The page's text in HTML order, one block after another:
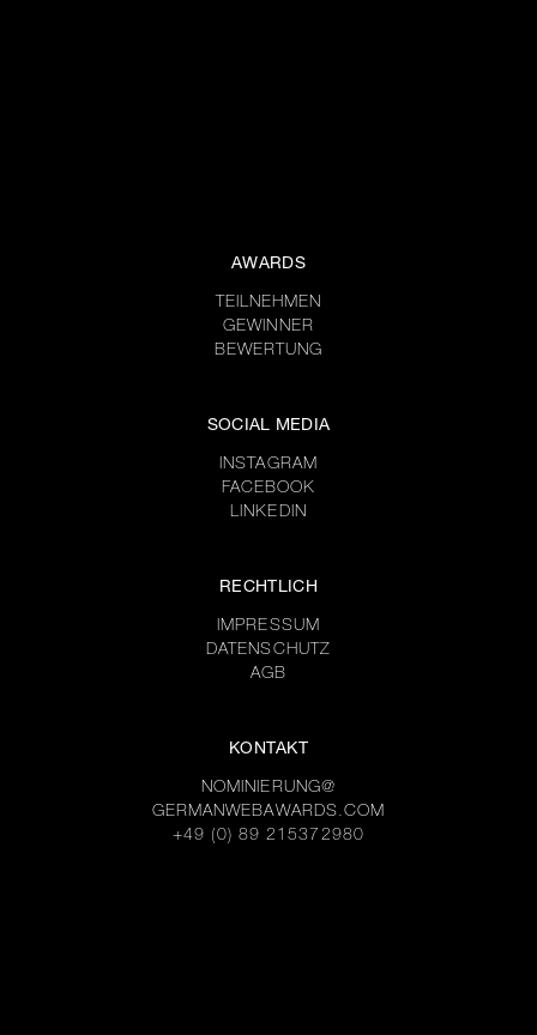
AWARDS
TEILNEHMEN
GEWINNER
BEWERTUNG
SOCIAL MEDIA
INSTAGRAM
FACEBOOK
LINKEDIN
RECHTLICH
IMPRESSUM
DATENSCHUTZ
AGB
KONTAKT
NOMINIERUNG@
GERMANWEBAWARDS.COM
+49 (0) 89 215372980